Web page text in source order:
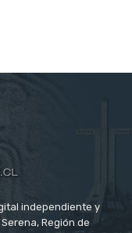
independiente y
Región de